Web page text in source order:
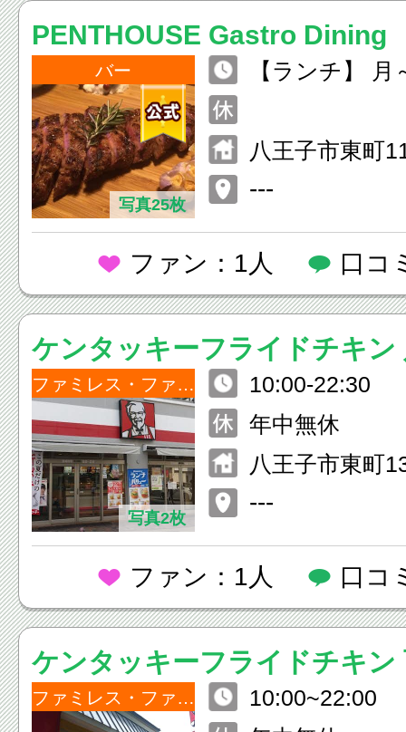
PENTHOUSE Gastro Dining
バー
写真25枚
【ランチ】 月～金
00
八王子市東町
---
ファン：1人 口コ
ケンタッキーフライドチキン
ファミレス・ファーストフード
写真2枚
10:00-22:30
年中無休
八王子市東町
---
ファン：1人 口コ
ケンタッキーフライドチキン
ファミレス・ファーストフード
10:00~22:00